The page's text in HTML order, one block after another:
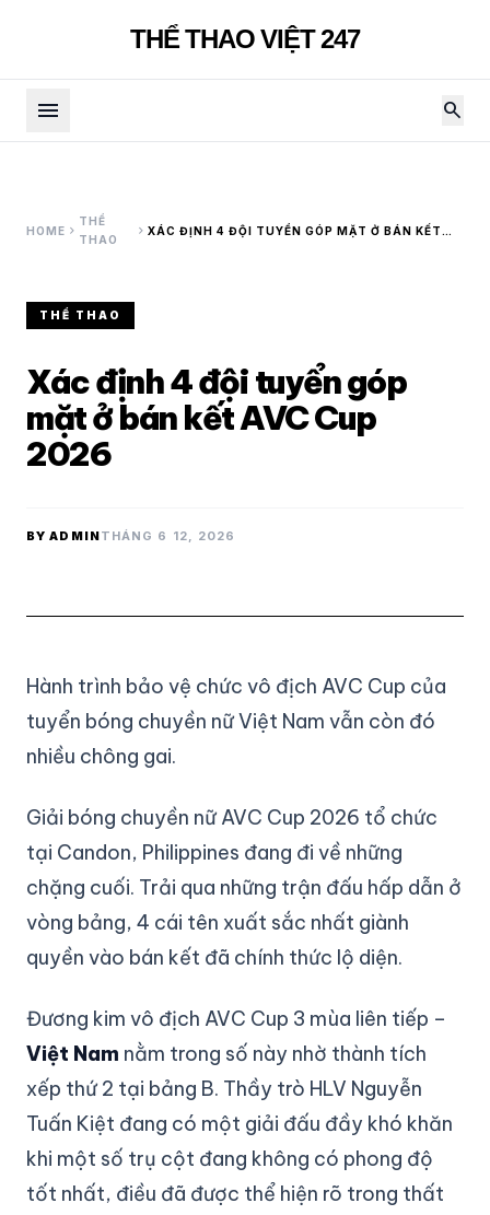
THỂ THAO VIỆT 247
menu search
HOME chevron_right
THỂ
THAO
chevron_rightXÁC ĐỊNH 4 ĐỘI TUYỂN GÓP MẶT Ở BÁN KẾT
THỂ THAO
Xác định 4 đội tuyển góp
mặt ở bán kết AVC Cup
2026
BY ADMINTHÁNG 6 12, 2026
Hành trình bảo vệ chức vô địch AVC Cup của
tuyển bóng chuyền nữ Việt Nam vẫn còn đó
nhiều chông gai.
Giải bóng chuyền nữ AVC Cup 2026 tổ chức
tại Candon, Philippines đang đi về những
chặng cuối. Trải qua những trận đấu hấp dẫn ở
vòng bảng, 4 cái tên xuất sắc nhất giành
quyền vào bán kết đã chính thức lộ diện.
Đương kim vô địch AVC Cup 3 mùa liên tiếp –
Việt Nam nằm trong số này nhờ thành tích
xếp thứ 2 tại bảng B. Thầy trò HLV Nguyễn
Tuấn Kiệt đang có một giải đấu đầy khó khăn
khi một số trụ cột đang không có phong độ
tốt nhất, điều đã được thể hiện rõ trong thất